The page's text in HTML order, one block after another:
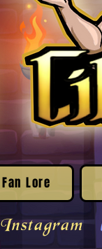
Fan Lore
Instagram